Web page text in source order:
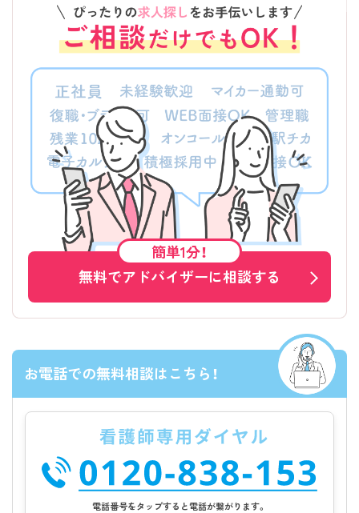
簡単1分！
無料でアドバイザーに相談する
お電話での無料相談はこちら！
電話番号をタップすると電話が繋がります。